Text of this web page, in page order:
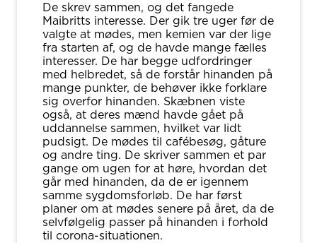
De skrev sammen, og det fangede
Maibritts interesse. Der gik tre uger før de
valgte at mødes, men kemien var der lige
fra starten af, og de havde mange fælles
interesser. De har begge udfordringer
med helbredet, så de forstår hinanden på
mange punkter, de behøver ikke forklare
sig overfor hinanden. Skæbnen viste
også, at deres mænd havde gået på
uddannelse sammen, hvilket var lidt
pudsigt. De mødes til cafébesøg, gåture
og andre ting. De skriver sammen et par
gange om ugen for at høre, hvordan det
går med hinanden, da de er igennem
samme sygdomsforløb. De har først
planer om at mødes senere på året, da de
selvfølgelig passer på hinanden i forhold
til corona-situationen.